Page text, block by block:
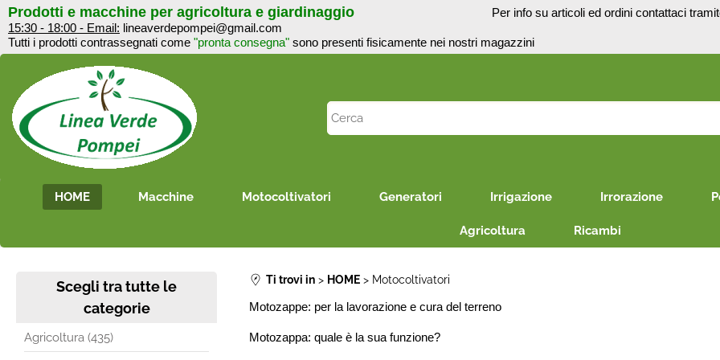
Prodotti e macchine per agricoltura e giardinaggio Per info su articoli ed ordini contattaci
15:30 - 18:00 - Email: lineaverdepompei@gmail.com
Tutti i prodotti contrassegnati come "pronta consegna" sono presenti fisicamente nei
il
poi
HOME Macchine Motocoltivatori Generatori Irrigazione Irrorazione
Agricoltura Ricambi
Scegli tra tutte le
categorie
Agricoltura (435)
Ti trovi in HOME Motocoltivatori
Motozappe: per la lavorazione e cura del terreno
Motozappa: quale è la sua funzione?